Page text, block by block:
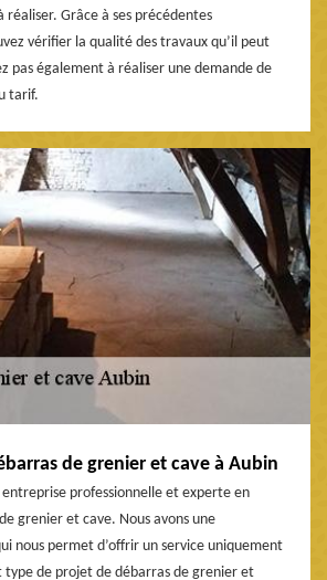
réaliser. Grâce à ses précédentes
vérifier la qualité des travaux qu’il peut
pas également à réaliser une demande de
tarif.
de grenier et cave à Aubin
entreprise professionnelle et experte en
grenier et cave. Nous avons une
nous permet d’offrir un service uniquement
de projet de débarras de grenier et